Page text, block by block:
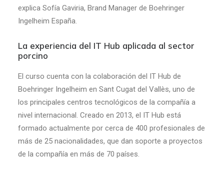
explica Sofía Gaviria, Brand Manager de Boehringer
Ingelheim España.
La experiencia del IT Hub aplicada al sector
porcino
El curso cuenta con la colaboración del IT Hub de
Boehringer Ingelheim en Sant Cugat del Vallès, uno de
los principales centros tecnológicos de la compañía a
nivel internacional. Creado en 2013, el IT Hub está
formado actualmente por cerca de 400 profesionales de
más de 25 nacionalidades, que dan soporte a proyectos
de la compañía en más de 70 países.